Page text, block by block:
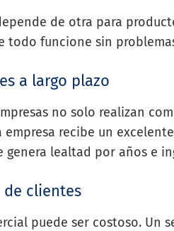
de otra para
todo funcione sin
a largo plazo
no solo realizan
empresa recibe un
genera lealtad por años e
de clientes
puede ser costoso. Un